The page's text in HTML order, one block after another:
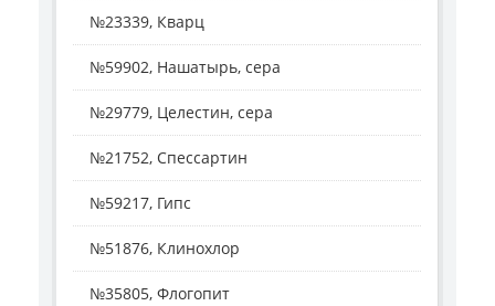
№23339, Кварц
№59902, Нашатырь, сера
№29779, Целестин, сера
№21752, Спессартин
№59217, Гипс
№51876, Клинохлор
№35805, Флогопит